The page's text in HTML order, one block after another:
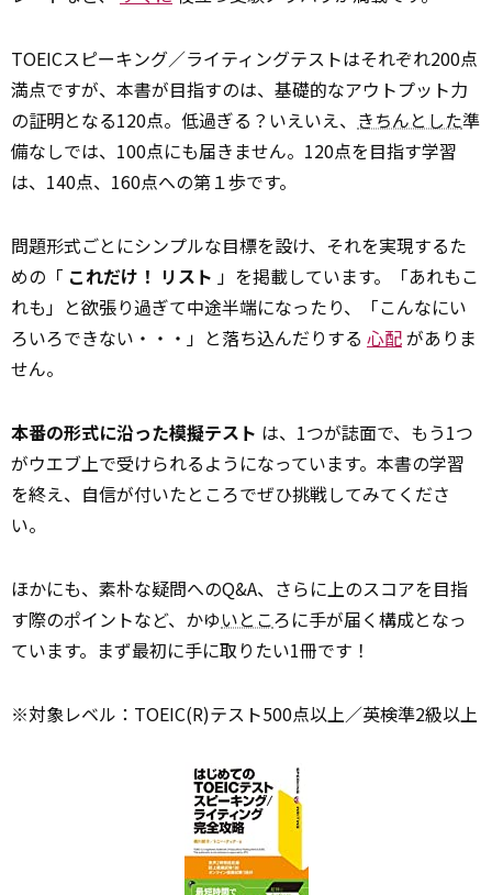
TOEICスピーキング／ライティングテストはそれぞれ200点
満点ですが、本書が目指すのは、基礎的なアウトプット力
の証明となる120点。低過ぎる？いえいえ、 きちんとした準
備なしでは、100点にも届きません。120点を目指す学習
は、140点、160点への第１歩です。
問題形式ごとにシンプルな目標を設け、それを実現するた
めの「 これだけ！ リスト 」を掲載しています。「あれもこ
れも」と欲張り過ぎて中途半端になったり、「こんなにい
ろいろできない・・・」と落ち込んだりする 心配がありま
せん。
本番の形式に沿った模擬テスト は、1つが誌面で、もう1つ
がウエブ上で受けられるようになっています。本書の学習
を終え、自信が付いたところでぜひ挑戦してみてくださ
い。
ほかにも、素朴な疑問へのQ&A、さらに上のスコアを目指
す際のポイントなど、かゆいところに手が届く構成となっ
ています。まず最初に手に取りたい1冊です！
※対象レベル：TOEIC(R)テスト500点以上／英検準2級以上